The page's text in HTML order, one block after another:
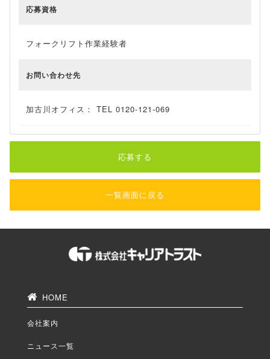
応募資格
フォークリフト作業経験者
お問い合わせ先
加古川オフィス： TEL 0120-121-069
応募する
一覧画面に戻る
HOME
会社案内
ニュース一覧